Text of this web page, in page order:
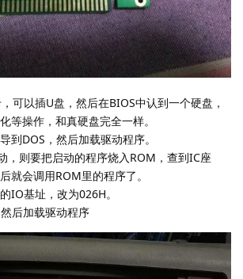
可以插U盘，然后在BIOS中认到一个硬盘，
等操作，和真硬盘完全一样。
到DOS，然后加载驱动程序。
，则要把启动的程序烧入ROM，查到IC座
就会调用ROM里的程序了。
IO基址，改为026H。
后加载驱动程序